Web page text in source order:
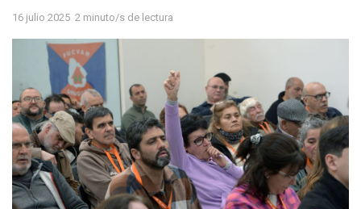
16 julio 2025 2 minuto/s de lectura